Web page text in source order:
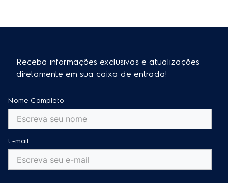
Receba informações exclusivas e atualizações
diretamente em sua caixa de entrada!
Nome Completo
E-mail